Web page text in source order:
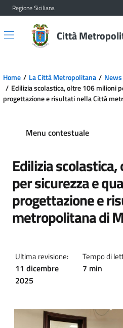
Vai al contenuto principale
Vai al menu principale
Regione Siciliana
Città
Home La Città Metropolitana
News
Edilizia scolastica, oltre 106 milioni
progettazione e risultati nella Città
Menu contestuale
Edilizia
per sicurezza e
progettazione e
metropolitana di
Ultima revisione:
11 dicembre
2025
Tempo di
7 min